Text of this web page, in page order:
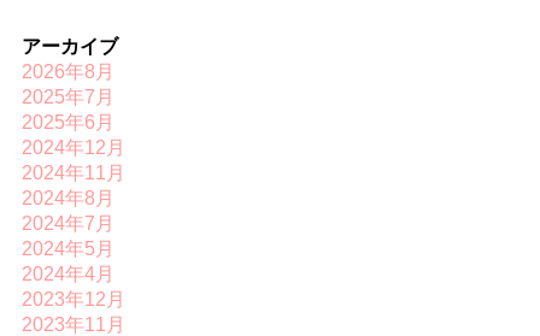
アーカイブ
2026年8月
2025年7月
2025年6月
2024年12月
2024年11月
2024年8月
2024年7月
2024年5月
2024年4月
2023年12月
2023年11月